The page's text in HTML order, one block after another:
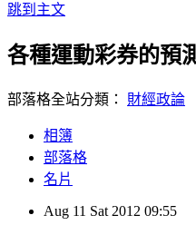
跳到主文
各種運動彩券的預
部落格全站分類： 財經政論
相簿
部落格
名片
Aug 11 Sat 2012 09:55